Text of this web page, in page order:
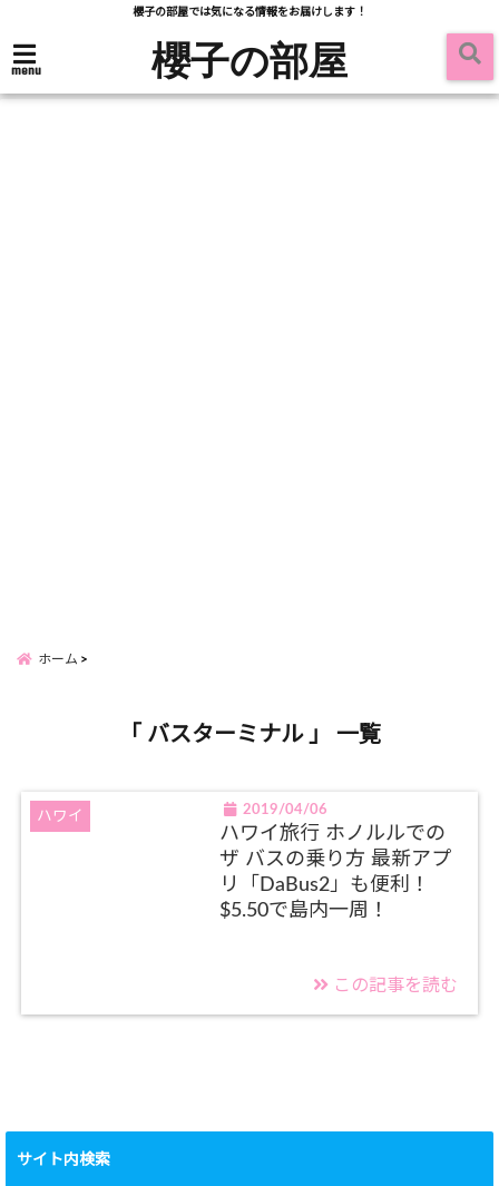
櫻子の部屋では気になる情報をお届けします！
menu 櫻子の部屋
ホーム
「 バスターミナル 」 一覧
ハワイ 2019/04/06
ハワイ旅行 ホノルルでの
ザ バスの乗り方 最新アプ
リ「DaBus2」も便利！
$5.50で島内一周！
この記事を読む
サイト内検索